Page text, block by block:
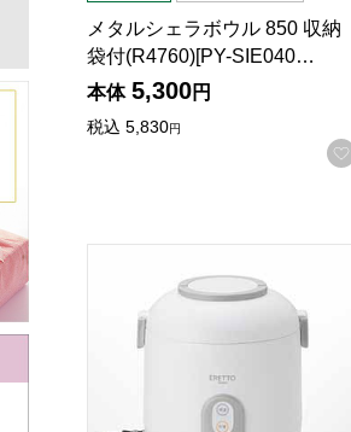
メタルシェラボウル 850 収納
袋付(R4760)[PY-SIE040…
本体 5,300円
税込 5,830円